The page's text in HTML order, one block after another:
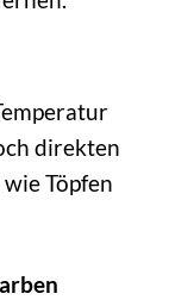
direkten
Töpfen